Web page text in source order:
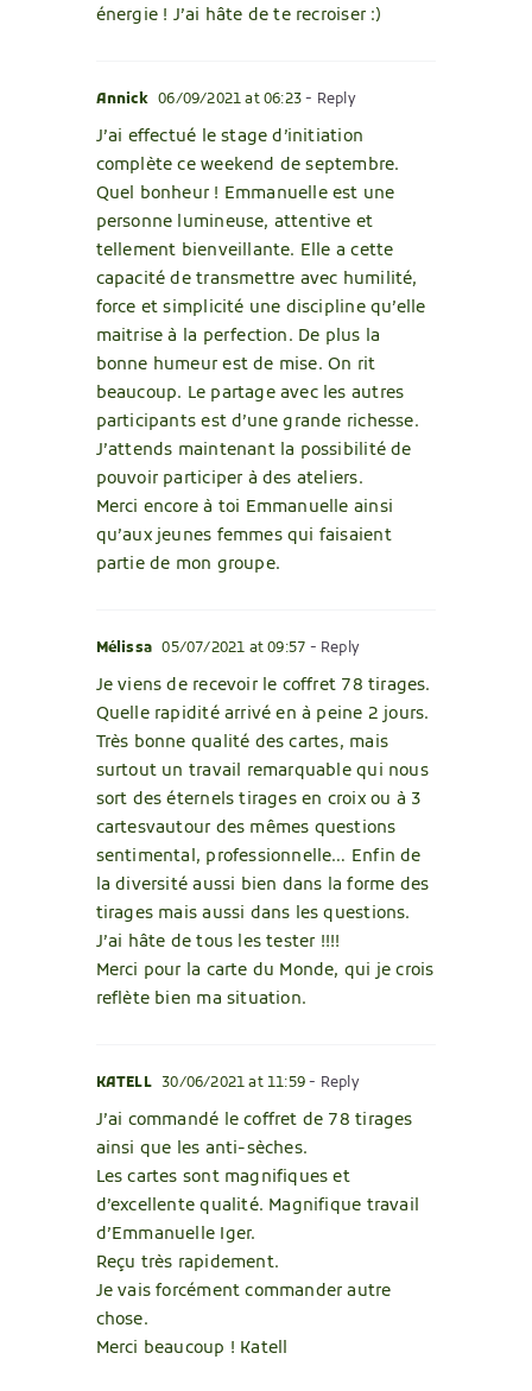
énergie ! J’ai hâte de te recroiser :)
Annick 06/09/2021 at 06:23- Reply
J’ai effectué le stage d’initiation
complète ce weekend de septembre.
Quel bonheur ! Emmanuelle est une
personne lumineuse, attentive et
tellement bienveillante. Elle a cette
capacité de transmettre avec humilité,
force et simplicité une discipline qu’elle
maitrise à la perfection. De plus la
bonne humeur est de mise. On rit
beaucoup. Le partage avec les autres
participants est d’une grande richesse.
J’attends maintenant la possibilité de
pouvoir participer à des ateliers.
Merci encore à toi Emmanuelle ainsi
qu’aux jeunes femmes qui faisaient
partie de mon groupe.
Mélissa 05/07/2021 at 09:57 - Reply
Je viens de recevoir le coffret 78 tirages.
Quelle rapidité arrivé en à peine 2 jours.
Très bonne qualité des cartes, mais
surtout un travail remarquable qui nous
sort des éternels tirages en croix ou à 3
cartesvautour des mêmes questions
sentimental, professionnelle… Enfin de
la diversité aussi bien dans la forme des
tirages mais aussi dans les questions.
J’ai hâte de tous les tester !!!!
Merci pour la carte du Monde, qui je crois
reflète bien ma situation.
KATELL 30/06/2021 at 11:59- Reply
J’ai commandé le coffret de 78 tirages
ainsi que les anti-sèches.
Les cartes sont magnifiques et
d’excellente qualité. Magnifique travail
d’Emmanuelle Iger.
Reçu très rapidement.
Je vais forcément commander autre
chose.
Merci beaucoup ! Katell